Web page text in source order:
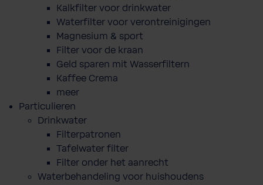
Kalkfilter voor drinkwater
Waterfilter voor verontreinigingen
Magnesium & sport
Filter voor de kraan
Geld sparen mit Wasserfiltern
Kaffee Crema
meer
Particulieren
Drinkwater
Filterpatronen
Tafelwater filter
Filter onder het aanrecht
Waterbehandeling voor huishoudens